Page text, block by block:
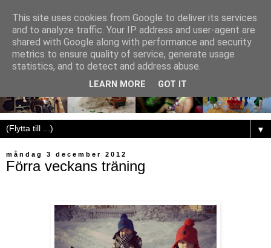
▼
måndag 3 december 2012
Förra veckans träning
This site uses cookies from Google to deliver its services
and to analyze traffic. Your IP address and user-agent are
shared with Google along with performance and security
metrics to ensure quality of service, generate usage
statistics, and to detect and address abuse.
LEARN MORE GOT IT